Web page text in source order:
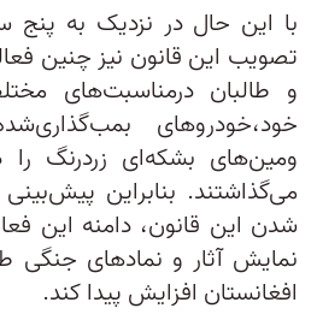
با این حال در نزدیک به
تصویب این قانون نیز چنین
و طالبان درمناسبت‌های
خود،خودروهای
ومین‌های بشکه‌ای زردرنگ را
می‌گذاشتند. بنابراین
شدن این قانون، دامنه این
نمایش آثار و نمادهای جنگی
افغانستان افزایش پیدا کند.